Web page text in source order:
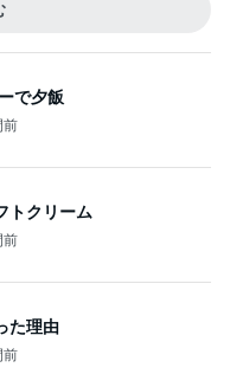
クリーム
前
た理由
前